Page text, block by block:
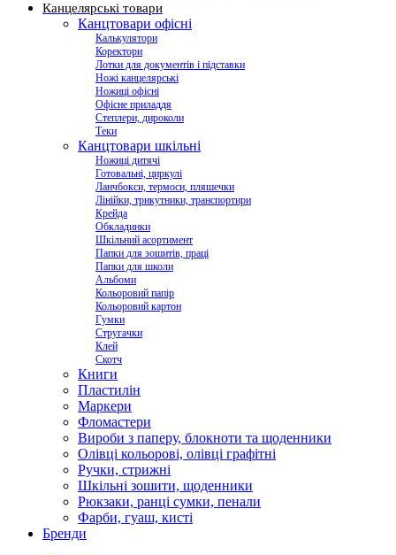
Канцелярські товари
Канцтовари офісні
Калькулятори
Коректори
Лотки для документів і підставки
Ножі канцелярські
Ножиці офісні
Офісне приладдя
Степлери, дироколи
Теки
Канцтовари шкільні
Ножиці дитячі
Готовальні, циркулі
Ланчбокси, термоси, пляшечки
Лінійки, трикутники, транспортири
Крейда
Обкладинки
Шкільний асортимент
Папки для зошитів, праці
Папки для школи
Альбоми
Кольоровий папір
Кольоровий картон
Гумки
Стругачки
Клей
Скотч
Книги
Пластилін
Маркери
Фломастери
Вироби з паперу, блокноти та щоденники
Олівці кольорові, олівці графітні
Ручки, стрижні
Шкільні зошити, щоденники
Рюкзаки, ранці сумки, пенали
Фарби, гуаш, кисті
Бренди